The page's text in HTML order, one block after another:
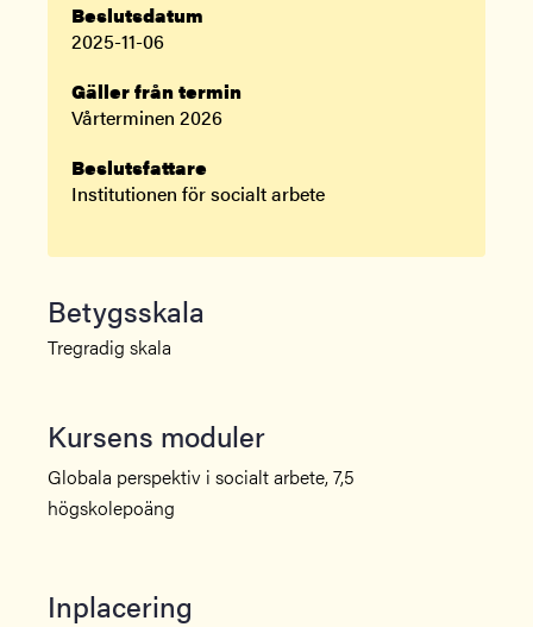
Beslutsdatum
2025-11-06
Gäller från termin
Vårterminen 2026
Beslutsfattare
Institutionen för socialt arbete
Betygsskala
Tregradig skala
Kursens moduler
Globala perspektiv i socialt arbete, 7,5
högskolepoäng
Inplacering